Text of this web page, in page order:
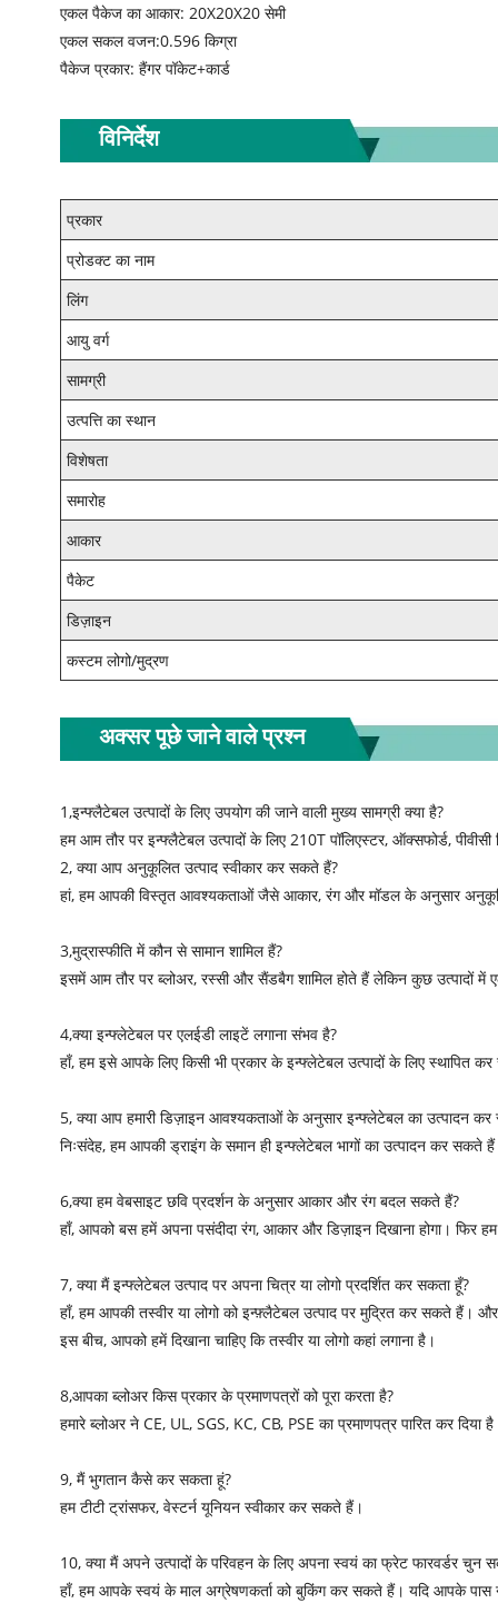
एकल पैकेज का आकार: 20X20X20 सेमी
एकल सकल वजन:0.596 किग्रा
पैकेज प्रकार: हैंगर पॉकेट+कार्ड
विनिर्देश
प्रकार
प्रोडक्ट का नाम
लिंग
आयु वर्ग
सामग्री
उत्पत्ति का स्थान
विशेषता
समारोह
आकार
पैकेट
डिज़ाइन
कस्टम लोगो/मुद्रण
अक्सर पूछे जाने वाले प्रश्न
1,इन्फ्लैटेबल उत्पादों के लिए उपयोग की जाने वाली मुख्य सामग्री क्या है?
हम आम तौर पर इन्फ्लैटेबल उत्पादों के लिए 210T पॉलिएस्टर, ऑक्सफोर्ड,
2, क्या आप अनुकूलित उत्पाद स्वीकार कर सकते हैं?
हां, हम आपकी विस्तृत आवश्यकताओं जैसे आकार, रंग और मॉडल के अनुसार
3,मुद्रास्फीति में कौन से सामान शामिल हैं?
इसमें आम तौर पर ब्लोअर, रस्सी और सैंडबैग शामिल होते हैं लेकिन कुछ उत्पादों में
4,क्या इन्फ्लेटेबल पर एलईडी लाइटें लगाना संभव है?
हाँ, हम इसे आपके लिए किसी भी प्रकार के इन्फ्लेटेबल उत्पादों के लिए स्थापित
5, क्या आप हमारी डिज़ाइन आवश्यकताओं के अनुसार इन्फ्लेटेबल का उत्पादन
निःसंदेह, हम आपकी ड्राइंग के समान ही इन्फ्लेटेबल भागों का उत्पादन कर सकते
6,क्या हम वेबसाइट छवि प्रदर्शन के अनुसार आकार और रंग बदल सकते हैं?
हाँ, आपको बस हमें अपना पसंदीदा रंग, आकार और डिज़ाइन दिखाना होगा।
7, क्या मैं इन्फ्लेटेबल उत्पाद पर अपना चित्र या लोगो प्रदर्शित कर सकता हूँ?
हाँ, हम आपकी तस्वीर या लोगो को इन्फ़्लैटेबल उत्पाद पर मुद्रित कर सकते हैं।
इस बीच, आपको हमें दिखाना चाहिए कि तस्वीर या लोगो कहां लगाना है।
8,आपका ब्लोअर किस प्रकार के प्रमाणपत्रों को पूरा करता है?
हमारे ब्लोअर ने CE, UL, SGS, KC, CB, PSE का प्रमाणपत्र पारित कर दिया
9, मैं भुगतान कैसे कर सकता हूं?
हम टीटी ट्रांसफर, वेस्टर्न यूनियन स्वीकार कर सकते हैं।
10, क्या मैं अपने उत्पादों के परिवहन के लिए अपना स्वयं का फ्रेट फारवर्डर चुन
हाँ, हम आपके स्वयं के माल अग्रेषणकर्ता को बुकिंग कर सकते हैं। यदि आपके पास